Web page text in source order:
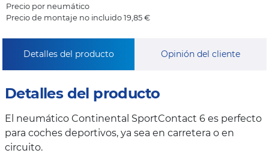
Precio por neumático
Precio de montaje no incluido 19,85 €
Detalles del producto Opinión del cliente
Detalles del producto
El neumático Continental SportContact 6 es perfecto
para coches deportivos, ya sea en carretera o en
circuito.